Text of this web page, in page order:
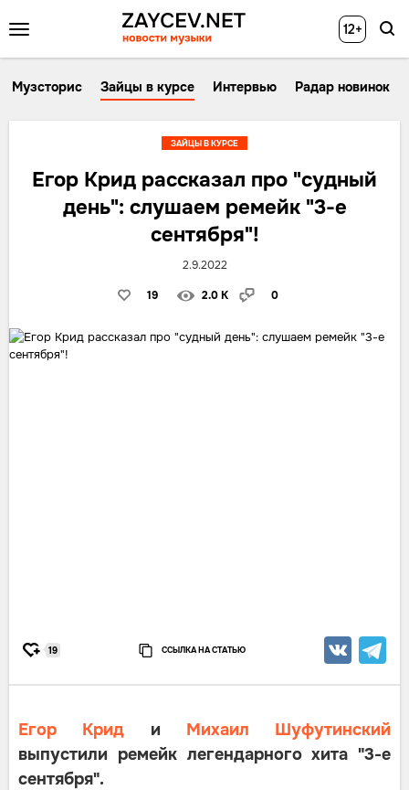
12+
Музсторис Зайцы в курсе Интервью Радар новинок
Егор Крид рассказал про "судный
день": слушаем ремейк "3-е
сентября"!
2.9.2022
19 2.0 K 0
ЗАЙЦЫ В КУРСЕ
19 ССЫЛКА НА СТАТЬЮ
Егор Крид и Михаил Шуфутинский
выпустили ремейк легендарного хита "3-е
сентября".